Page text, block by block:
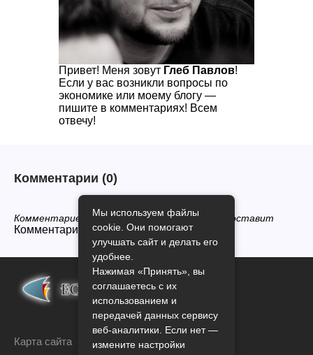
Привет! Меня зовут Глеб Павлов!
Если у вас возникли вопросы по
экономике или моему блогу —
пишите в комментариях! Всем
отвечу!
Комментарии (0)
Комментариев нет, будьте первым кто его оставит
Комментарии закрыты.
Карта сайта
Мы используем файлы
cookie. Они помогают
улучшать сайт и делать его
удобнее.
Нажимая «Принять», вы
соглашаетесь с их
использованием и
передачей данных сервису
веб-аналитики. Если нет —
измените настройки